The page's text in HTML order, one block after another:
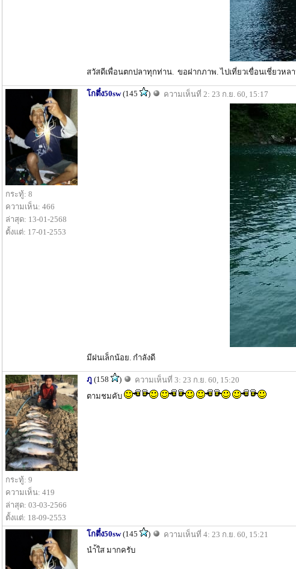
สวัสดีเพื่อนตกปลาทุกท่าน. ขอฝากภาพ. ไปเที่ยวเขื่อนเชี่ยวห
กระทู้: 8
ความเห็น: 466
ล่าสุด: 13-01-2568
ตั้งแต่: 17-01-2553
โกตึ๋ง50sw (145 ) ความเห็นที่ 2: 23 ก.ย. 60, 15:17
มีฝนเล็กน้อย. กำลังดี
กระทู้: 9
ความเห็น: 419
ล่าสุด: 03-03-2566
ตั้งแต่: 18-09-2553
ภู (158 )
ความเห็นที่ 3: 23 ก.ย. 60, 15:20
ตามชมคับ
โกตึ๋ง50sw (145 )
ความเห็นที่ 4: 23 ก.ย. 60, 15:21
นำ้ใส มากครับ